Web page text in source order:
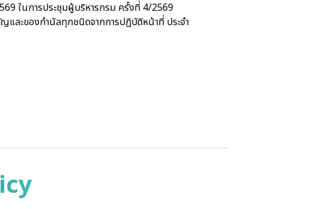
ในการประชุมผู้บริหารกรม ครั้งที่ 4/2569
และของกำนัลทุกชนิดจากการปฏิบัติหน้าที่ ประจำ